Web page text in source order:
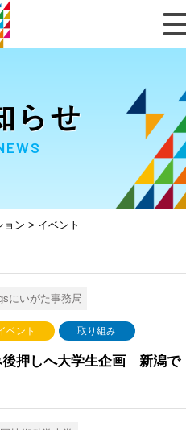
らせ
ョン > イベント
にいがた事務局
ベント 取り組み
後押しへ大学生企画 新潟で